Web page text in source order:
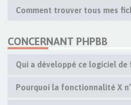
Comment trouver tous mes
CONCERNANT PHPBB
Qui a développé ce logiciel de
Pourquoi la fonctionnalité X